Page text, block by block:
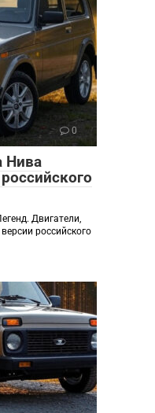
0
Нива
Двигатели,
российского